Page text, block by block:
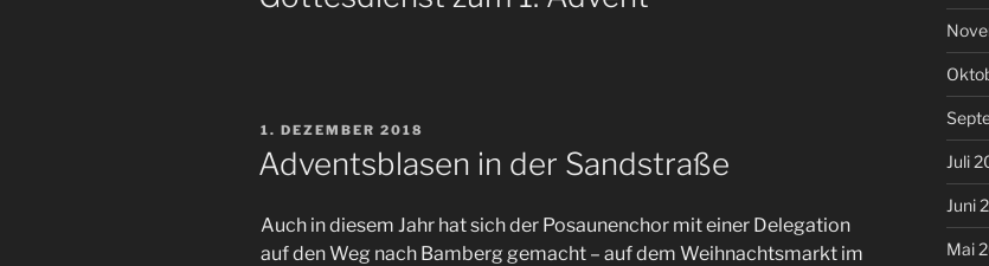
VERÖFFENTLICHT
1. DEZEMBER 2018
Adventsblasen in der Sandstraße
Auch in diesem Jahr hat sich der Posaunenchor mit einer Delegation
auf den Weg nach Bamberg gemacht – auf dem Weihnachtsmarkt im
Juli
Juni
Mai